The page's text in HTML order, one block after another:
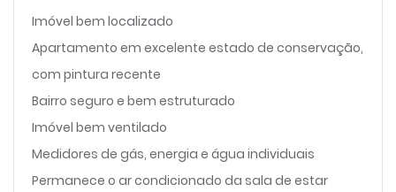
Imóvel bem localizado
Apartamento em excelente estado de conservação,
com pintura recente
Bairro seguro e bem estruturado
Imóvel bem ventilado
Medidores de gás, energia e água individuais
Permanece o ar condicionado da sala de estar